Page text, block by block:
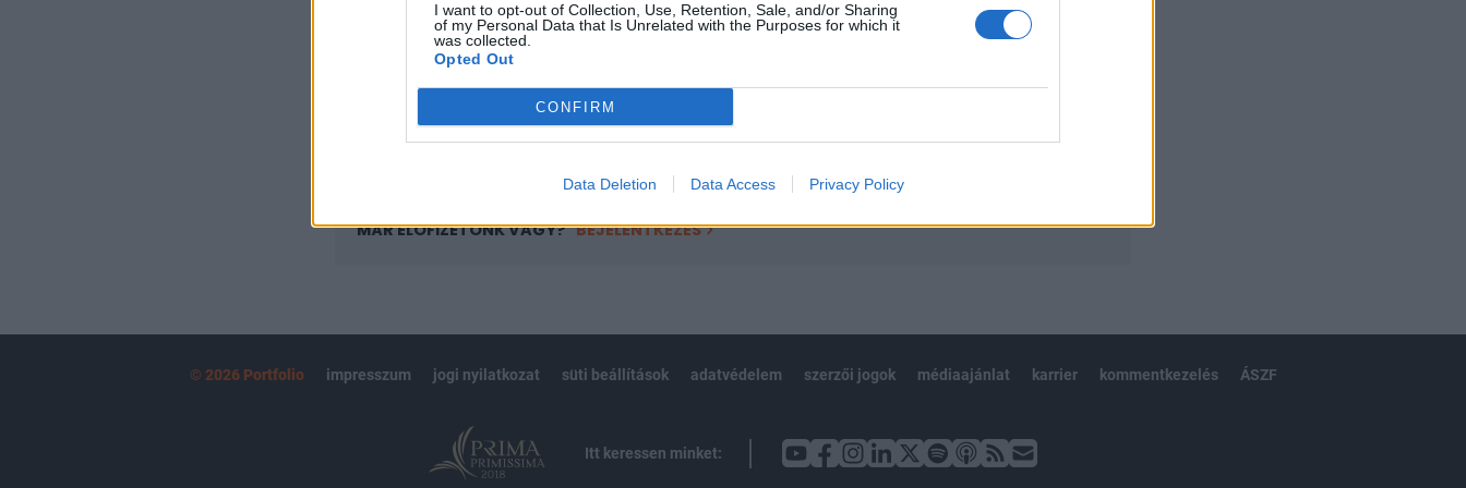
I want to opt-out of Collection, Use, Retention, Sale, and/or Sharing
of my Personal Data that Is Unrelated with the Purposes for which it
was collected.
Opted Out
CONFIRM
Data Deletion Data Access Privacy Policy
Az előfizetés a következőket tartalmazza:
Portfolio.hu teljes cikkarchívum
Kötéslisták: BÉT elmúlt 2 év napon belüli
kötéslistái
MÁR ELŐFIZETŐNK VAGY? BEJELENTKEZÉS
© 2026 Portfolio impresszum jogi nyilatkozat süti beállítások adatvédelem szerzői jogok médiaajánlat karrier kommentkezelés ÁSZF
Itt keressen minket: